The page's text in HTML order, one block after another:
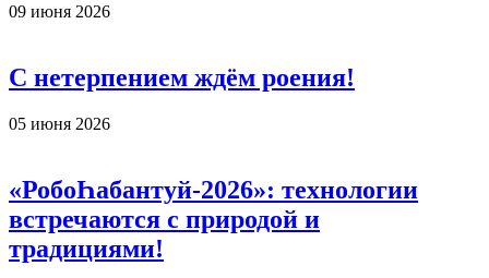
09 июня 2026
С нетерпением ждём роения!
05 июня 2026
«РобоҺабантуй-2026»: технологии
встречаются с природой и
традициями!